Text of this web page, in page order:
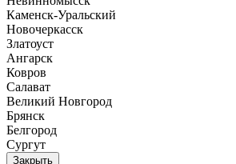
Каменск-Уральский
Новочеркасск
Златоуст
Ангарск
Ковров
Салават
Великий Новгород
Брянск
Белгород
Сургут
Закрыть